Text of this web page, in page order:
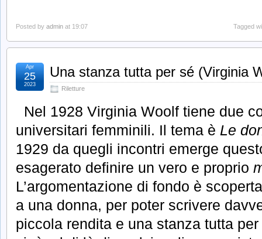
Posted by admin at 19:07 Tagged
Una stanza tutta per sé (Virginia
Riletture
Apr
25
2023
Nel 1928 Virginia Woolf tiene due
universitari femminili. Il tema è Le
1929 da quegli incontri emerge
esagerato definire un vero e proprio
L’argomentazione di fondo è
a una donna, per poter scrivere
piccola rendita e una stanza tutta